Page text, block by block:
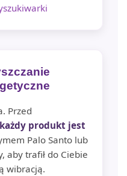
Przed
każdy produkt jest
Palo Santo lub
aby trafił do Ciebie
wibracją.